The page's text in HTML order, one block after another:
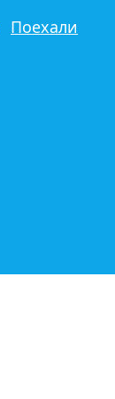
Поехали